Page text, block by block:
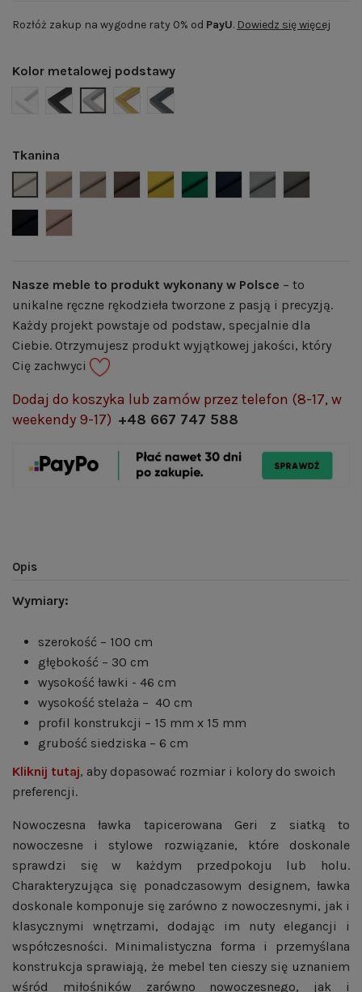
Rozłóż zakup na wygodne raty 0% od PayU. Dowiedz się więcej
Kolor metalowej podstawy
BIAŁY MAT | RAL 9003
CZARNY MAT | RAL 9005
SZARY MAT | RAL 7004
ZŁOTY POŁYSK | RAL 1036
GRAFITOWY MAT | RAL 7024
Tkanina
Welwet 02 - jasny beż
Welwet 03 - beż
Welwet 04 - ciemny beż
Welwet 05 - brąz
Welwet 07- musztardowy
Welwet 08 - butelkowa
Welwet 12 - granat
Welwet 14 -
Welwet 15
Welwet 16 - czarny
Welwet 22 - pudrowy róż
Nasze meble to produkt wykonany w Polsce – to
unikalne ręczne rękodzieła tworzone z pasją i precyzją.
Każdy projekt powstaje od podstaw, specjalnie dla
Ciebie. Otrzymujesz produkt wyjątkowej jakości, który
Cię zachwyci
Dodaj do koszyka lub zamów przez telefon (8-17, w
weekendy 9-17) +48 667 747 588
Opis
Wymiary:
szerokość – 100 cm
głębokość – 30 cm
wysokość ławki - 46 cm
wysokość stelaża – 40 cm
profil konstrukcji – 15 mm x 15 mm
grubość siedziska – 6 cm
Kliknij tutaj, aby dopasować rozmiar i kolory do swoich
preferencji.
Nowoczesna ławka tapicerowana Geri z siatką to
nowoczesne i stylowe rozwiązanie, które doskonale
sprawdzi się w każdym przedpokoju lub holu.
Charakteryzująca się ponadczasowym designem, ławka
doskonale komponuje się zarówno z nowoczesnymi, jak i
klasycznymi wnętrzami, dodając im nuty elegancji i
współczesności. Minimalistyczna forma i przemyślana
konstrukcja sprawiają, że mebel ten cieszy się uznaniem
wśród miłośników zarówno nowoczesnego, jak i